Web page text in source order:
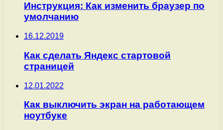
Инструкция: Как изменить браузер по
умолчанию
16.12.2019
Как сделать Яндекс стартовой
страницей
12.01.2022
Как выключить экран на работающем
ноутбуке